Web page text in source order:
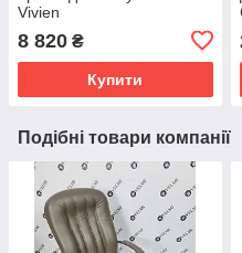
Vivien
8 820 ₴
Купити
Подібні товари компанії